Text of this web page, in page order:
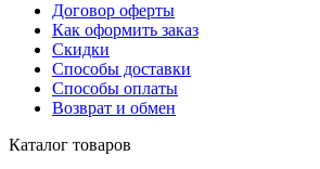
Договор оферты
Как оформить заказ
Скидки
Способы доставки
Способы оплаты
Возврат и обмен
Каталог товаров